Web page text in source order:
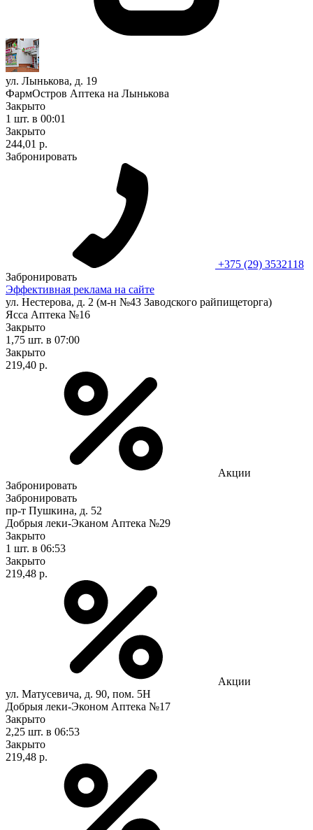
ул. Лынькова, д. 19
ФармОстров Аптека на Лынькова
Закрыто
1 шт. в 00:01
Закрыто
244,01 р.
Забронировать
+375 (29) 3532118
Забронировать
Эффективная реклама на сайте
ул. Нестерова, д. 2 (м-н №43 Заводского райпищеторга)
Ясса Аптека №16
Закрыто
1,75 шт. в 07:00
Закрыто
219,40 р.
Акции
Забронировать
Забронировать
пр-т Пушкина, д. 52
Добрыя леки-Эканом Аптека №29
Закрыто
1 шт. в 06:53
Закрыто
219,48 р.
Акции
ул. Матусевича, д. 90, пом. 5Н
Добрыя леки-Эконом Аптека №17
Закрыто
2,25 шт. в 06:53
Закрыто
219,48 р.